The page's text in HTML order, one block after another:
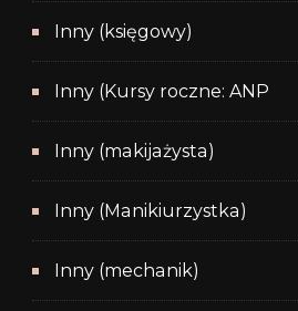
Inny (księgowy)
Inny (Kursy roczne: ANP
Inny (makijażysta)
Inny (Manikiurzystka)
Inny (mechanik)